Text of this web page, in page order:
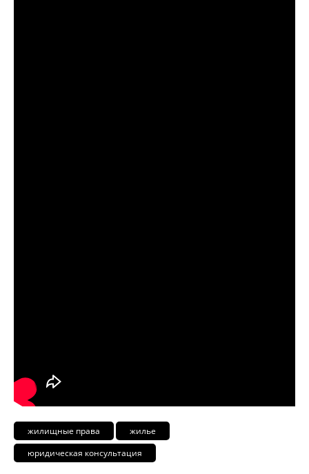
жилищные права
жилье
юридическая консультация